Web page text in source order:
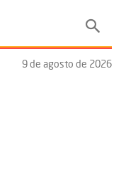
9 de agosto de 2026